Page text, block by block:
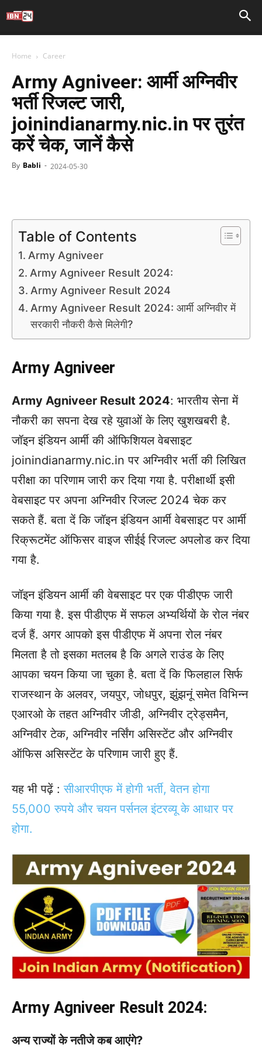
Home Career
Army Agniveer: आर्मी अग्निवीर
भर्ती रिजल्ट जारी,
joinindianarmy.nic.in पर तुरंत
करें चेक, जानें कैसे
By Babli - 2024-05-30
Table of Contents
Army Agniveer
Army Agniveer Result 2024:
Army Agniveer Result 2024
Army Agniveer Result 2024: आर्मी अग्निवीर में
सरकारी नौकरी कैसे मिलेगी?
Army Agniveer
Army Agniveer Result 2024: भारतीय सेना में
नौकरी का सपना देख रहे युवाओं के लिए खुशखबरी है.
जॉइन इंडियन आर्मी की ऑफिशियल वेबसाइट
joinindianarmy.nic.in पर अग्निवीर भर्ती की लिखित
परीक्षा का परिणाम जारी कर दिया गया है. परीक्षार्थी इसी
वेबसाइट पर अपना अग्निवीर रिजल्ट 2024 चेक कर
सकते हैं. बता दें कि जॉइन इंडियन आर्मी वेबसाइट पर आर्मी
रिक्रूटमेंट ऑफिसर वाइज सीईई रिजल्ट अपलोड कर दिया
गया है.
जॉइन इंडियन आर्मी की वेबसाइट पर एक पीडीएफ जारी
किया गया है. इस पीडीएफ में सफल अभ्यर्थियों के रोल नंबर
दर्ज हैं. अगर आपको इस पीडीएफ में अपना रोल नंबर
मिलता है तो इसका मतलब है कि अगले राउंड के लिए
आपका चयन किया जा चुका है. बता दें कि फिलहाल सिर्फ
राजस्थान के अलवर, जयपुर, जोधपुर, झुंझनूं समेत विभिन्न
एआरओ के तहत अग्निवीर जीडी, अग्निवीर ट्रेड्समैन,
अग्निवीर टेक, अग्निवीर नर्सिंग असिस्टेंट और अग्निवीर
ऑफिस असिस्टेंट के परिणाम जारी हुए हैं.
यह भी पढ़ें :सीआरपीएफ में होगी भर्ती, वेतन होगा
55,000 रुपये और चयन पर्सनल इंटरव्यू के आधार पर
होगा.
Army Agniveer Result 2024:
अन्य राज्यों के नतीजे कब आएंगे?